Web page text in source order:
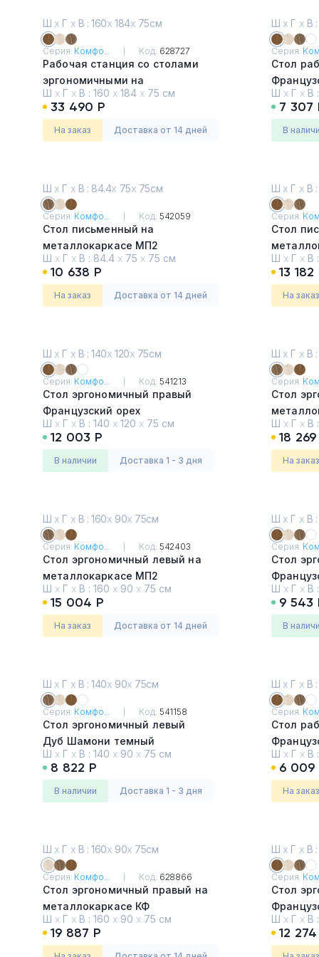
Ш х Г х В : 160х 184х 75см
Серия: Комфо... Код: 628727
Рабочая станция со столами
эргономичными на
металлокаркасе КФ (2х160)
Французский орех
Ш х Г х В : 160 х 184 х 75 см
33 490 Р
На заказ Доставка от 14 дней
Ш х Г х В
Серия:
Стол
Ш х Г х В :
7 307
в
Ш х Г х В : 84.4х 75х 75см
Серия: Комфо... Код: 542059
Стол письменный на
металлокаркасе МП2
Дуб Шамони темный
Ш х Г х В : 84.4 х 75 х 75 см
10 638 Р
На заказ Доставка от 14 дней
Ш х Г х В
Серия:
Стол
Ш х Г х В :
13 182
На заказ
Ш х Г х В : 140х 120х 75см
Серия: Комфо... Код: 541213
Стол эргономичный правый
Французский орех
Ш х Г х В : 140 х 120 х 75 см
12 003 Р
в наличии Доставка 1 - 3 дня
Ш х Г х В
Серия:
Стол
Дуб
Ш х Г х В :
18
На заказ
Ш х Г х В : 160х 90х 75см
Серия: Комфо... Код: 542403
Стол эргономичный левый на
металлокаркасе МП2
Дуб Шамони темный
Ш х Г х В : 160 х 90 х 75 см
15 004 Р
На заказ Доставка от 14 дней
Ш х Г х В
Серия:
Стол
Ш х Г х В :
9 543
в
Ш х Г х В : 140х 90х 75см
Серия: Комфо... Код: 541158
Стол эргономичный левый
Дуб Шамони темный
Ш х Г х В : 140 х 90 х 75 см
8 822 Р
в наличии Доставка 1 - 3 дня
Ш х Г х В
Серия:
Стол
Ш х Г х В :
6 009
На заказ
Ш х Г х В : 160х 90х 75см
Серия: Комфо... Код: 628866
Стол эргономичный правый на
металлокаркасе КФ
Дуб Шамони
Ш х Г х В : 160 х 90 х 75 см
19 887 Р
Ш х Г х В
Серия:
Стол
Ш х Г х В :
12